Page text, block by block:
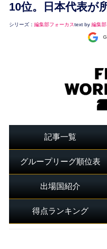
UEFA
ナショナルチーム
10位。日本代表が
シリーズ： 編集部フォーカスtext by 編集部
記事一覧
グループリーグ順位表
出場国紹介
得点ランキング